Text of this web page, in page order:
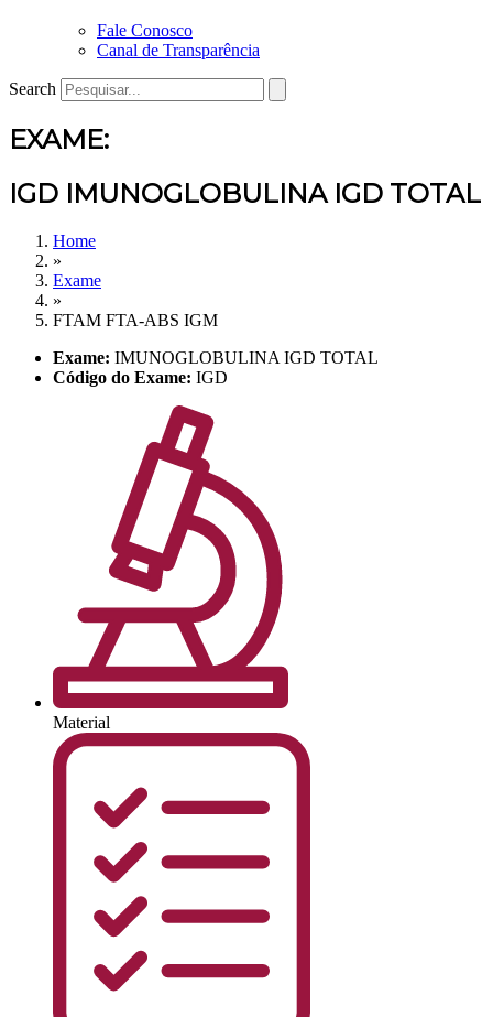
Fale Conosco
Canal de Transparência
Search
EXAME:
IGD IMUNOGLOBULINA IGD TOTAL
Home
»
Exame
»
FTAM FTA-ABS IGM
Exame: IMUNOGLOBULINA IGD TOTAL
Código do Exame: IGD
Material